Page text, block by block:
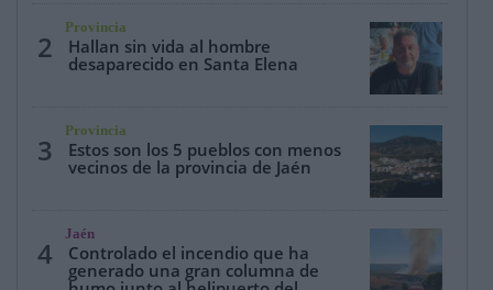
2
Provincia
Hallan sin vida al hombre
desaparecido en Santa Elena
3
Provincia
Estos son los 5 pueblos con menos
vecinos de la provincia de Jaén
4
Jaén
Controlado el incendio que ha
generado una gran columna de